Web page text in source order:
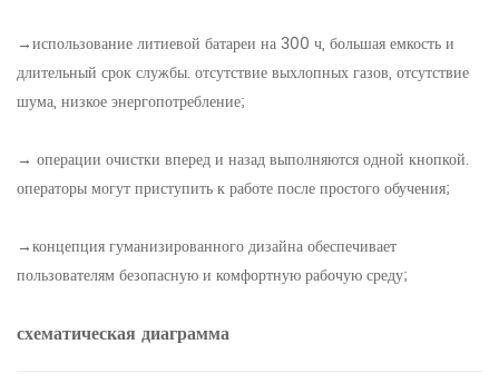
→использование литиевой батареи на 300 ч, большая емкость и
длительный срок службы. отсутствие выхлопных газов, отсутствие
шума, низкое энергопотребление;
→ операции очистки вперед и назад выполняются одной кнопкой.
операторы могут приступить к работе после простого обучения;
→концепция гуманизированного дизайна обеспечивает
пользователям безопасную и комфортную рабочую среду;
схематическая диаграмма